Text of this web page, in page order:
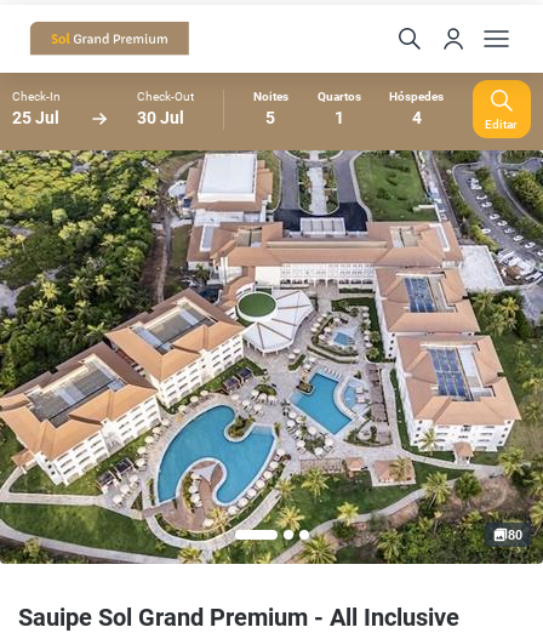
Check-In
25 Jul
Check-Out
30 Jul
Noites
5
Quartos
1
Hóspedes
4 Editar
Sauipe Sol Grand Premium - All Inclusive
80